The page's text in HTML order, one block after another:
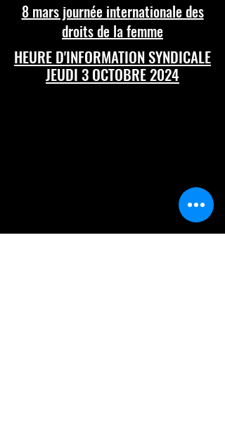
8 mars journée internationale des
droits de la femme
HEURE D'INFORMATION SYNDICALE
JEUDI 3 OCTOBRE 2024